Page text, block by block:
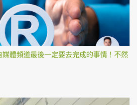
體頻道最後一定要去完成的事情！不然